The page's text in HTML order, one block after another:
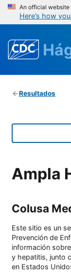
An official
Here’s how
Resultados
Ampla
Colusa
Este sitio es un
Prevención de
información
y hepatitis, junto
en Estados